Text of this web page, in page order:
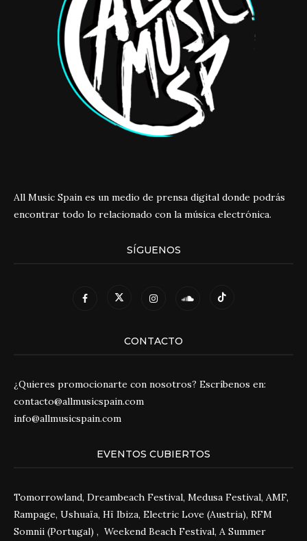
All Music Spain es un medio de prensa digital donde podrás
encontrar todo lo relacionado con la música electrónica.
SÍGUENOS
CONTACTO
¿Quieres promocionarte con nosotros? Escríbenos en:
contacto@allmusicspain.com
info@allmusicspain.com
EVENTOS CUBIERTOS
Tomorrowland, Dreambeach Festival, Medusa Festival, AMF,
Rampage, Ushuaïa, Hï Ibiza, Electric Love (Austria), RFM
Somnii (Portugal) , Weekend Beach Festival, A Summer